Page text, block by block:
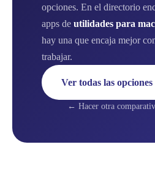
opciones. En el directorio
apps de utilidades para mac
hay una que encaja mejor
trabajar.
Ver todas las
← Hacer otra